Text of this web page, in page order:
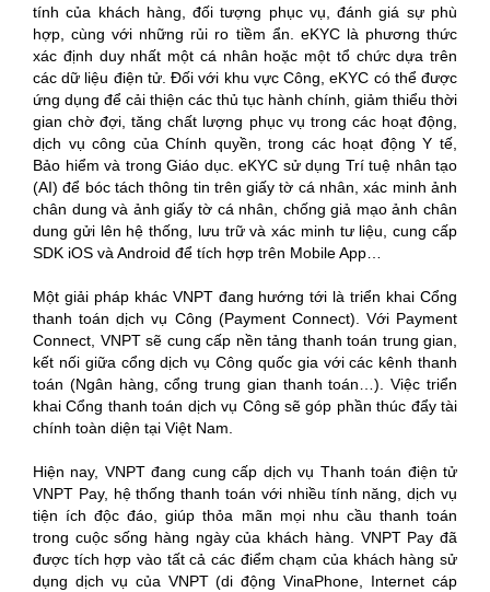
tính của khách hàng, đối tượng phục vụ, đánh giá sự phù
hợp, cùng với những rủi ro tiềm ẩn. eKYC là phương thức
xác định duy nhất một cá nhân hoặc một tổ chức dựa trên
các dữ liệu điện tử. Đối với khu vực Công, eKYC có thể được
ứng dụng để cải thiện các thủ tục hành chính, giảm thiểu thời
gian chờ đợi, tăng chất lượng phục vụ trong các hoạt động,
dịch vụ công của Chính quyền, trong các hoạt động Y tế,
Bảo hiểm và trong Giáo dục. eKYC sử dụng Trí tuệ nhân tạo
(AI) để bóc tách thông tin trên giấy tờ cá nhân, xác minh ảnh
chân dung và ảnh giấy tờ cá nhân, chống giả mạo ảnh chân
dung gửi lên hệ thống, lưu trữ và xác minh tư liệu, cung cấp
SDK iOS và Android để tích hợp trên Mobile App…
Một giải pháp khác VNPT đang hướng tới là triển khai Cổng
thanh toán dịch vụ Công (Payment Connect). Với Payment
Connect, VNPT sẽ cung cấp nền tảng thanh toán trung gian,
kết nối giữa cổng dịch vụ Công quốc gia với các kênh thanh
toán (Ngân hàng, cổng trung gian thanh toán…). Việc triển
khai Cổng thanh toán dịch vụ Công sẽ góp phần thúc đẩy tài
chính toàn diện tại Việt Nam.
Hiện nay, VNPT đang cung cấp dịch vụ Thanh toán điện tử
VNPT Pay, hệ thống thanh toán với nhiều tính năng, dịch vụ
tiện ích độc đáo, giúp thỏa mãn mọi nhu cầu thanh toán
trong cuộc sống hàng ngày của khách hàng. VNPT Pay đã
được tích hợp vào tất cả các điểm chạm của khách hàng sử
dụng dịch vụ của VNPT (di động VinaPhone, Internet cáp